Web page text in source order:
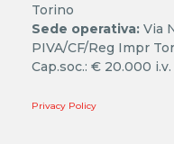
Torino
Sede operativa: Via
PIVA/CF/Reg Impr
Cap.soc.: € 20.000 i.v.
Privacy Policy